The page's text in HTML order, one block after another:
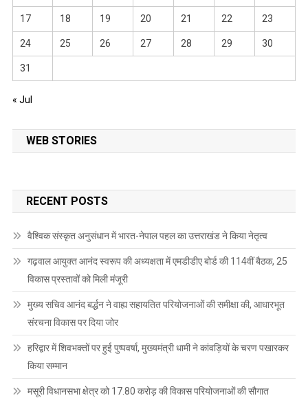
17 18 19 20 21 22 23
24 25 26 27 28 29 30
31
« Jul
WEB STORIES
RECENT POSTS
वैश्विक संस्कृत अनुसंधान में भारत-नेपाल पहल का उत्तराखंड ने किया नेतृत्व
गढ़वाल आयुक्त आनंद स्वरूप की अध्यक्षता में एमडीडीए बोर्ड की 114वीं बैठक, 25
विकास प्रस्तावों को मिली मंजूरी
मुख्य सचिव आनंद बर्द्धन ने वाह्य सहायतित परियोजनाओं की समीक्षा की, आधारभूत
संरचना विकास पर दिया जोर
हरिद्वार में शिवभक्तों पर हुई पुष्पवर्षा, मुख्यमंत्री धामी ने कांवड़ियों के चरण पखारकर
किया सम्मान
मसूरी विधानसभा क्षेत्र को 17.80 करोड़ की विकास परियोजनाओं की सौगात